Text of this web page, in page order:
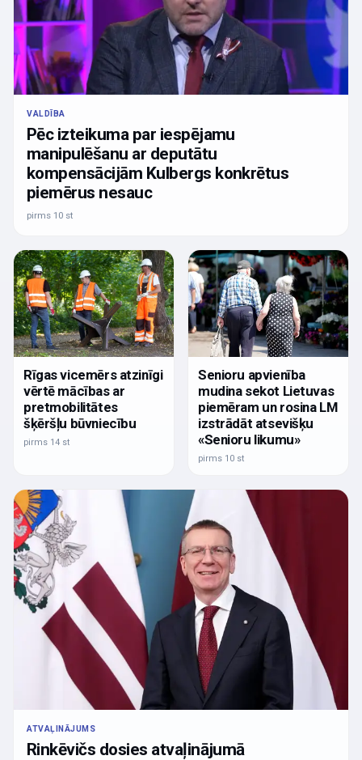
VALDĪBA
Pēc izteikuma par iespējamu
manipulēšanu ar deputātu
kompensācijām Kulbergs konkrētus
piemērus nesauc
pirms 10 st
Rīgas vicemērs atzinīgi
vērtē mācības ar
pretmobilitātes
šķēršļu būvniecību
pirms 14 st
Senioru apvienība
mudina sekot Lietuvas
piemēram un rosina LM
izstrādāt atsevišķu
«Senioru likumu»
pirms 10 st
ATVAĻINĀJUMS
Rinkēvičs dosies atvaļinājumā